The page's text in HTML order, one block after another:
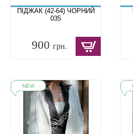
ПІДЖАК (42-64) ЧОРНИЙ
035
900 грн.